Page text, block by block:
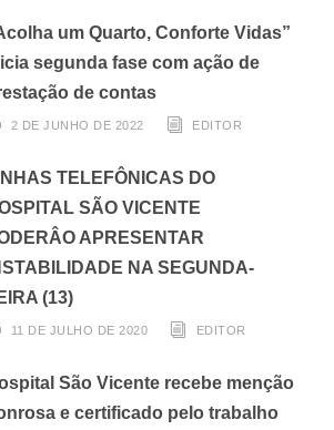
um Quarto, Conforte Vidas”
segunda fase com ação de
de contas
2 DE JUNHO DE 2022 EDITOR
TELEFÔNICAS DO
SÃO VICENTE
APRESENTAR
NA SEGUNDA-
(13)
11 DE JULHO DE 2020 EDITOR
São Vicente recebe menção
e certificado pelo trabalho